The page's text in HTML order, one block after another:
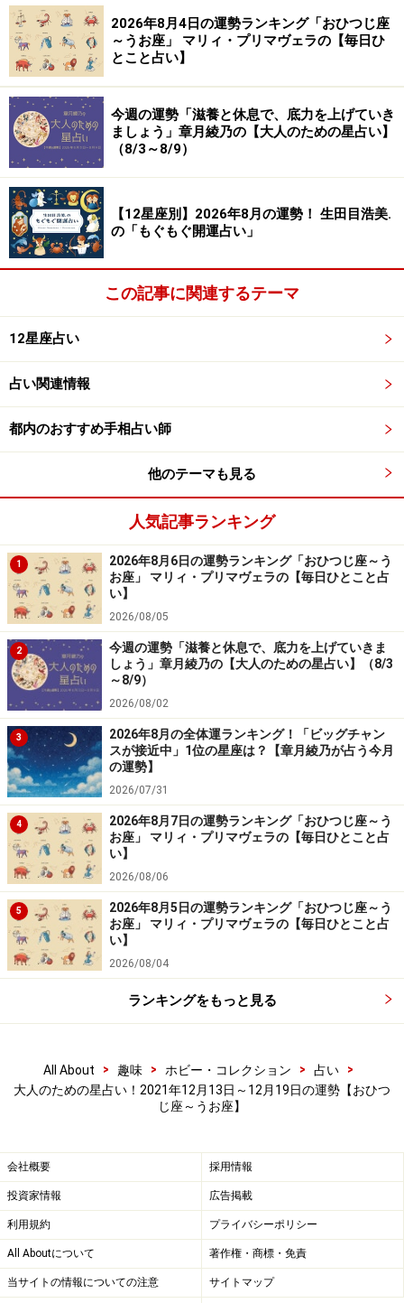
ふたご座（5月21日～6月21日生まれ）
懐古スイッチが入りそう。「昔はよかった」と思うの
は、思い出補正が入っているせい。苦労や面倒だったこ
とをキレイさっぱり忘れて、若者たちにマウンティング
をかけたり、説教をしたりしやすいでしょう。昔、「あ
んな風には絶対にならないようにしよう」と思った大人
になっていないか自己採点を。懐かしい写真を見てみる
のも、効果があります。自分の成長に気づいたり、すっ
かり忘れていた夢や昔の情熱を取り戻せたりするでしょ
集中力は高まっていますから、やると決めれば、不可能
も可能になるはず。愛は、感謝の言葉を忘れずに。
かに座（6月22日～7月22日生まれ）
今年最後の満月に向かっていく今週は、良くも悪くも感
受性が高まっています。比較的簡単にテンションが上が
りやすい反面、ちょっとしたことで落ち込むと浮上しに
くくなるでしょう。いつも以上にデリケートだし、身近
な人の影響を受けやすいのです。
そこで、ポジティブで前向きなエネルギーを持っている
人にくっついていき、グチや悪口の場からは遠ざかって
いくとよさそう。コメディ映画やドラマを見て、元気を
もらうのもいい考え。おしゃれも明るくかわいく元気よ
く！ ハッピーオーラで世界を満たして。愛は、面倒見の
良さが決め手に。
しし座（7月23日～8月22日生まれ）
年末に向けて、緊張感と忙しさは加速していきますが、
りだったっけ？」的な空白が生まれたら、休息サインで
す。自覚している以上に疲れやストレスが溜まっていま
すから、ゆっくり湯船に浸かる、早めに寝るなど体を休
めましょう。
事情が許すなら、日常から離れてみるのもいい考え。近
2026年8月4日の運勢ランキング「おひつじ座
～うお座」 マリィ・プリマヴェラの【毎日ひ
とこと占い】
今週の運勢「滋養と休息で、底力を上げていき
ましょう」章月綾乃の【大人のための星占い】
（8/3～8/9）
【12星座別】2026年8月の運勢！ 生田目浩美.
の「もぐもぐ開運占い」
この記事に関連するテーマ
12星座占い
占い関連情報
都内のおすすめ手相占い師
他のテーマも見る
人気記事ランキング
1
2026年8月6日の運勢ランキング「おひつじ座～う
お座」 マリィ・プリマヴェラの【毎日ひとこと占
い】
2026/08/05
2
今週の運勢「滋養と休息で、底力を上げていきま
しょう」章月綾乃の【大人のための星占い】（8/3
～8/9）
2026/08/02
3
2026年8月の全体運ランキング！「ビッグチャン
スが接近中」1位の星座は？【章月綾乃が占う今月
の運勢】
2026/07/31
4
2026年8月7日の運勢ランキング「おひつじ座～う
お座」 マリィ・プリマヴェラの【毎日ひとこと占
い】
2026/08/06
5
2026年8月5日の運勢ランキング「おひつじ座～う
お座」 マリィ・プリマヴェラの【毎日ひとこと占
い】
2026/08/04
ランキングをもっと見る
All About > 趣味 > ホビー・コレクション > 占い
>
大人のための星占い！2021年12月13日～12月19日の運勢【おひつ
じ座～うお座】
会社概要 採用情報
投資家情報 広告掲載
利用規約 プライバシーポリシー
All Aboutについて 著作権・商標・免責
当サイトの情報についての注意 サイトマップ